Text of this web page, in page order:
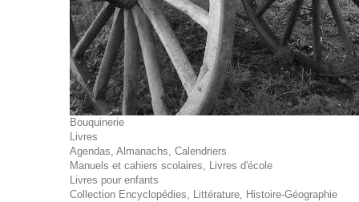
Bouquinerie
Livres
Agendas, Almanachs, Calendriers
Manuels et cahiers scolaires, Livres d'école
Livres pour enfants
Collection Encyclopédies, Littérature, Histoire-Géographie